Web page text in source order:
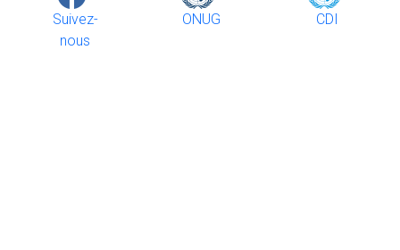
URL
Suivez-
nous
URL
ONUG
URLCDI